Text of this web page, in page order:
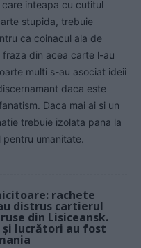
care inteapa cu cutitul
stupida, trebuie
ca coinacul ala de
fraza din acea carte l-au
multi s-au asociat ideii
daca este
Daca mai ai si un
trebuie izolata pana la
umanitate.
rachete
distrus cartierul
din Lisiceansk.
și lucrători au fost